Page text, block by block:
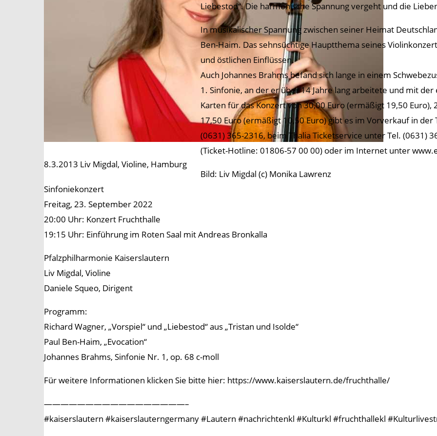
8.3.2013 Liv Migdal, Violine, Hamburg
Liebestod“. Die harmonische Spannung vergeht und die
In musikalischer Spannung zwischen seiner Heimat
Ben-Haim. Das sehnsüchtige Hauptthema seines
und östlichen Einflüssen.
Auch Johannes Brahms befand sich lange in einem
1. Sinfonie, an der er über 14 Jahre lang arbeitete und mit
Karten für das Konzert von 30,00 Euro (ermäßigt 19,50
17,50 Euro (ermäßigt 10,50 Euro) gibt es im Vorverkauf in
(0631) 365-2316, beim Thalia Ticketservice unter Tel. (0631)
(Ticket-Hotline: 01806-57 00 00) oder im Internet unter
Bild: Liv Migdal (c) Monika Lawrenz
Sinfoniekonzert
Freitag, 23. September 2022
20:00 Uhr: Konzert Fruchthalle
19:15 Uhr: Einführung im Roten Saal mit Andreas Bronkalla
Pfalzphilharmonie Kaiserslautern
Liv Migdal, Violine
Daniele Squeo, Dirigent
Programm:
Richard Wagner, „Vorspiel“ und „Liebestod“ aus „Tristan und Isolde“
Paul Ben-Haim, „Evocation“
Johannes Brahms, Sinfonie Nr. 1, op. 68 c-moll
Für weitere Informationen klicken Sie bitte hier: https://www.kaiserslautern.de/fruchthalle/
—————————————————–
#kaiserslautern #kaiserslauterngermany #Lautern #nachrichtenkl #Kulturkl #fruchthallekl